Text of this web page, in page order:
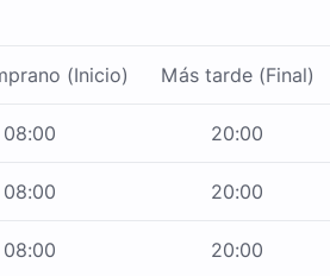
(Inicio) Más tarde (Final)
08:00 20:00
08:00 20:00
08:00 20:00